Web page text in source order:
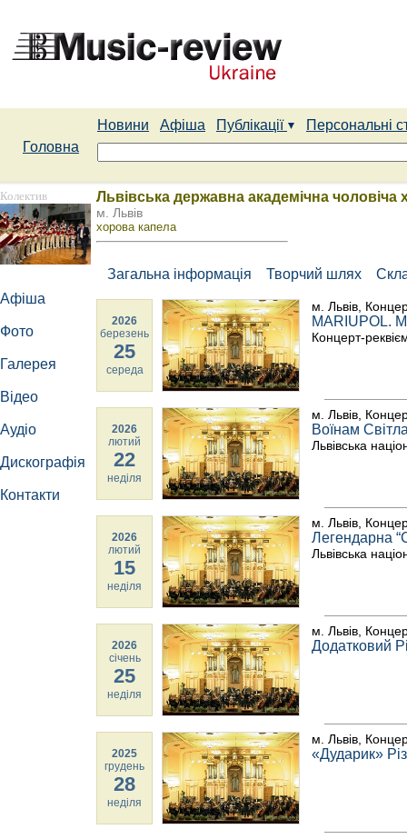
Новини Афіша Публікації
Персональні
Головна
Колектив
Афіша
Фото
Галерея
Відео
Аудіо
Дискографія
Контакти
Львівська державна академічна
м. Львів
хорова капела
Загальна інформація Творчий шлях
2026
березень
25
середа
м. Львів,
MARIUPOL.
Концерт-
2026
лютий
22
неділя
м. Львів,
Воїнам
Львівська
2026
лютий
15
неділя
м. Львів,
Легендарна
Львівська
2026
січень
25
неділя
м. Львів,
Додатковий
2025
грудень
28
неділя
м. Львів,
«Дударик»